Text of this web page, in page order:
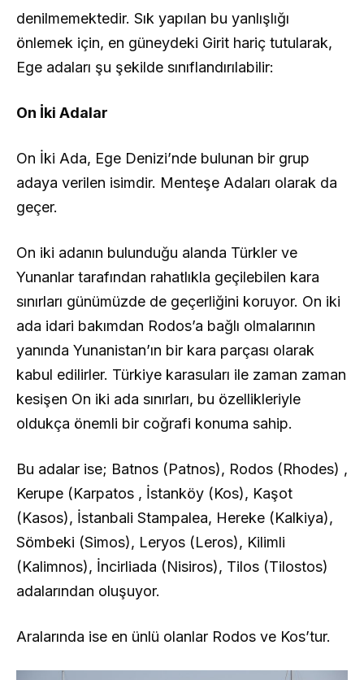
denilmemektedir. Sık yapılan bu yanlışlığı
önlemek için, en güneydeki Girit hariç tutularak,
Ege adaları şu şekilde sınıflandırılabilir:
On İki Adalar
On İki Ada, Ege Denizi’nde bulunan bir grup
adaya verilen isimdir. Menteşe Adaları olarak da
geçer.
On iki adanın bulunduğu alanda Türkler ve
Yunanlar tarafından rahatlıkla geçilebilen kara
sınırları günümüzde de geçerliğini koruyor. On iki
ada idari bakımdan Rodos’a bağlı olmalarının
yanında Yunanistan’ın bir kara parçası olarak
kabul edilirler. Türkiye karasuları ile zaman zaman
kesişen On iki ada sınırları, bu özellikleriyle
oldukça önemli bir coğrafi konuma sahip.
Bu adalar ise; Batnos (Patnos), Rodos (Rhodes) ,
Kerupe (Karpatos , İstanköy (Kos), Kaşot
(Kasos), İstanbali Stampalea, Hereke (Kalkiya),
Sömbeki (Simos), Leryos (Leros), Kilimli
(Kalimnos), İncirliada (Nisiros), Tilos (Tilostos)
adalarından oluşuyor.
Aralarında ise en ünlü olanlar Rodos ve Kos’tur.